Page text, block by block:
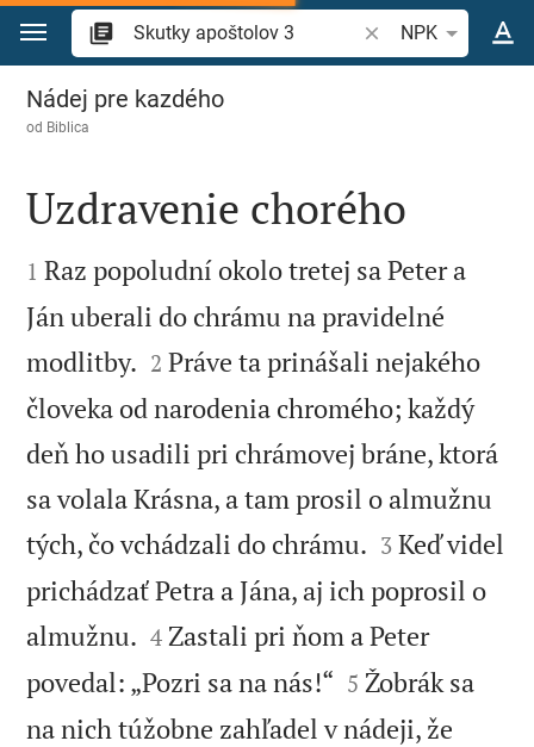
Prejsť na obsah
Vyhľadajte biblický
NPK
Skutky apoštolov 3
Nádej pre kazdého
od Biblica

Uzdravenie chorého

1 Raz popoludní okolo tretej sa Peter a
Ján uberali do chrámu na pravidelné
modlitby. 

2 Práve ta prinášali nejakého
človeka od narodenia chromého; každý
deň ho usadili pri chrámovej bráne, ktorá
sa volala Krásna, a tam prosil o almužnu
tých, čo vchádzali do chrámu. 

3 Keď videl
prichádzať Petra a Jána, aj ich poprosil o
almužnu. 

4 Zastali pri ňom a Peter
povedal: „Pozri sa na nás!“ 

5 Žobrák sa
na nich túžobne zahľadel v nádeji, že